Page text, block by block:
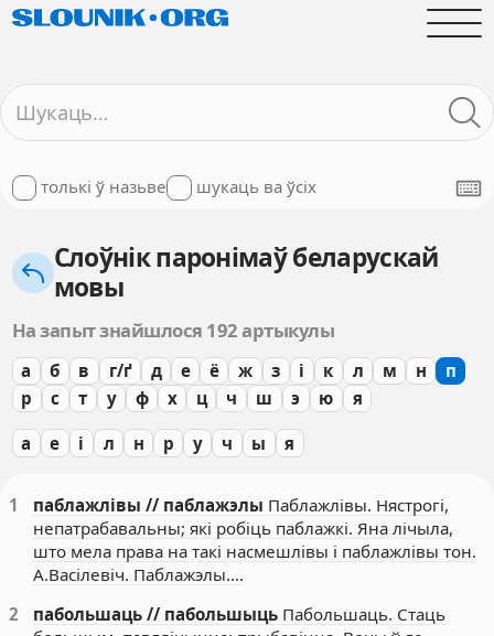
толькі ў назьве шукаць ва ўсіх
Слоўнік паронімаў беларускай
мовы
На запыт знайшлося 192 артыкулы
а б в г/ґ д е ё ж з і к л м н
п
р
с т у ф х ц ч ш э ю я
а е і л н р у ч ы я
1 паблажлівы // паблажэлы Паблажлівы. Нястрогі,
непатрабавальны; які робіць паблажкі. Яна лічыла,
што мела права на такі насмешлівы і паблажлівы тон.
А.Васілевіч. Паблажэлы.…
2
пабольшаць // пабольшыць Пабольшаць. Стаць